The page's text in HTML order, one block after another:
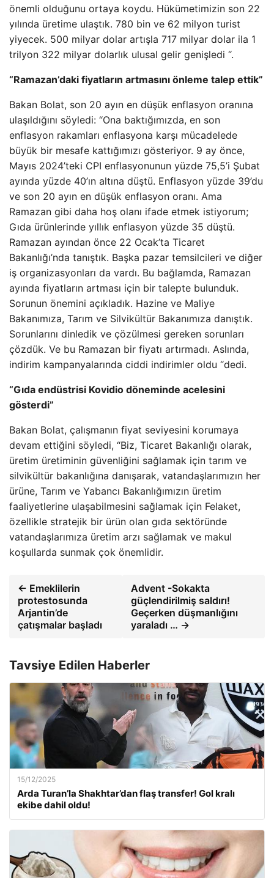
önemli olduğunu ortaya koydu. Hükümetimizin son 22
yılında üretime ulaştık. 780 bin ve 62 milyon turist
yiyecek. 500 milyar dolar artışla 717 milyar dolar ila 1
trilyon 322 milyar dolarlık ulusal gelir genişledi “.
“Ramazan’daki fiyatların artmasını önleme talep ettik”
Bakan Bolat, son 20 ayın en düşük enflasyon oranına
ulaşıldığını söyledi: “Ona baktığımızda, en son
enflasyon rakamları enflasyona karşı mücadelede
büyük bir mesafe kattığımızı gösteriyor. 9 ay önce,
Mayıs 2024’teki CPI enflasyonunun yüzde 75,5’i Şubat
ayında yüzde 40’ın altına düştü. Enflasyon yüzde 39’du
ve son 20 ayın en düşük enflasyon oranı. Ama
Ramazan gibi daha hoş olanı ifade etmek istiyorum;
Gıda ürünlerinde yıllık enflasyon yüzde 35 düştü.
Ramazan ayından önce 22 Ocak’ta Ticaret
Bakanlığı’nda tanıştık. Başka pazar temsilcileri ve diğer
iş organizasyonları da vardı. Bu bağlamda, Ramazan
ayında fiyatların artması için bir talepte bulunduk.
Sorunun önemini açıkladık. Hazine ve Maliye
Bakanımıza, Tarım ve Silvikültür Bakanımıza danıştık.
Sorunlarını dinledik ve çözülmesi gereken sorunları
çözdük. Ve bu Ramazan bir fiyatı artırmadı. Aslında,
indirim kampanyalarında ciddi indirimler oldu “dedi.
“Gıda endüstrisi Kovidio döneminde acelesini
gösterdi”
Bakan Bolat, çalışmanın fiyat seviyesini korumaya
devam ettiğini söyledi, “Biz, Ticaret Bakanlığı olarak,
üretim üretiminin güvenliğini sağlamak için tarım ve
silvikültür bakanlığına danışarak, vatandaşlarımızın her
ürüne, Tarım ve Yabancı Bakanlığımızın üretim
faaliyetlerine ulaşabilmesini sağlamak için Felaket,
özellikle stratejik bir ürün olan gıda sektöründe
vatandaşlarımıza üretim arzı sağlamak ve makul
koşullarda sunmak çok önemlidir.
← Emeklilerin
protestosunda
Arjantin’de
çatışmalar başladı
Advent -Sokakta
güçlendirilmiş saldırı!
Geçerken düşmanlığını
yaraladı … →
Tavsiye Edilen Haberler
15/12/2025
Arda Turan’la Shakhtar’dan flaş transfer! Gol kralı
ekibe dahil oldu!